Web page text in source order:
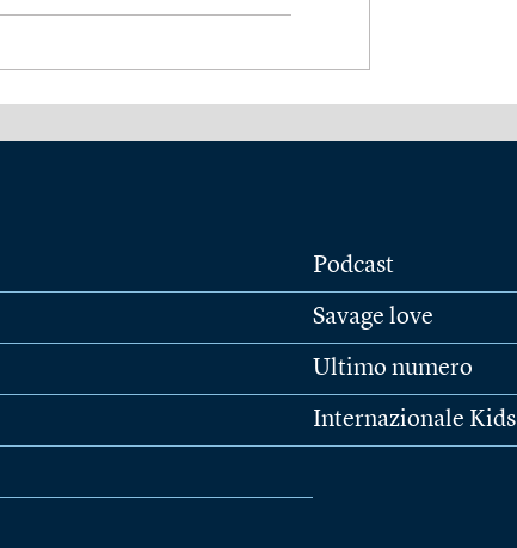
Podcast
Savage love
Ultimo numero
Internazionale Kids